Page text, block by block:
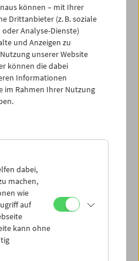
können – mit Ihrer
Drittanbieter (z. B. soziale
Analyse-Dienste)
und Anzeigen zu
unserer Website
können die dabei
Informationen
im Rahmen Ihrer Nutzung
dabei,
machen,
wie
auf
kann ohne